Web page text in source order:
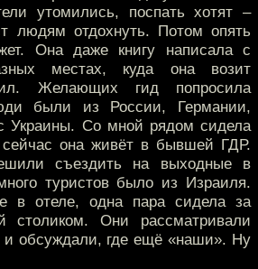
утомились, поспать хотят –
людям отдохнуть. Потом опять
Она даже книгу написала с
местах, куда она возит
Желающих гид попросила
были из России, Германии,
Украины. Со мной рядом сидела
сейчас она живёт в бывшей ГДР.
съездить на выходные в
туристов было из Израиля.
в отеле, одна пара сидела за
столиком. Они рассматривали
и обсуждали, где ещё «наши». Ну